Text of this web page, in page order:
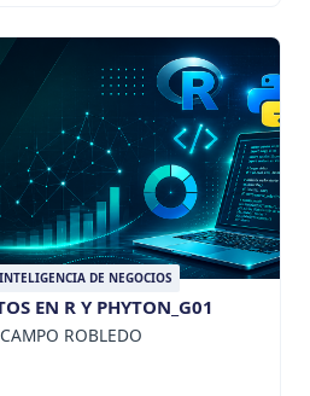
DE NEGOCIOS
EN R Y PHYTON_G01
ROBLEDO